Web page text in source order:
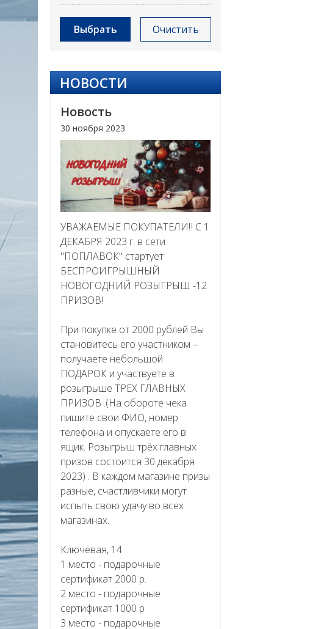
Выбрать Очистить
НОВОСТИ
Новость
30 ноября 2023
УВАЖАЕМЫЕ ПОКУПАТЕЛИ‼ С 1
ДЕКАБРЯ 2023 г. в сети
"ПОПЛАВОК" стартует
БЕСПРОИГРЫШНЫЙ
НОВОГОДНИЙ РОЗЫГРЫШ -12
ПРИЗОВ!
При покупке от 2000 рублей Вы
становитесь его участником –
получаете небольшой
ПОДАРОК и участвуете в
розыгрыше ТРЕХ ГЛАВНЫХ
ПРИЗОВ .(На обороте чека
пишите свои ФИО, номер
телефона и опускаете его в
ящик. Розыгрыш трёх главных
призов состоится 30 декабря
2023) . В каждом магазине призы
разные, счастливчики могут
испыть свою удачу во всех
магазинах.
Ключевая, 14
1 место - подарочные
сертификат 2000 р.
2 место - подарочные
сертификат 1000 р
3 место - подарочные